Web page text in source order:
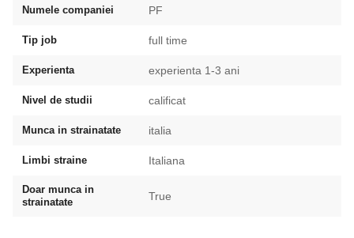
Numele companiei PF
Tip job full time
Experienta experienta 1-3 ani
Nivel de studii calificat
Munca in strainatate italia
Limbi straine Italiana
Doar munca in
strainatate
True